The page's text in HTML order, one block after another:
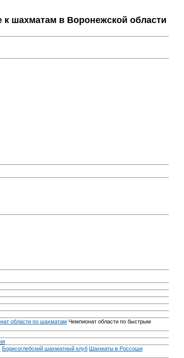
шахматам в Воронежской области
области по шахматам Чемпионат области по быстрым
Борисоглебский шахматный клуб Шахматы в Россоши